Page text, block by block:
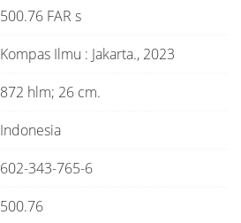
500.76 FAR s
Kompas Ilmu : Jakarta., 2023
872 hlm; 26 cm.
Indonesia
602-343-765-6
500.76